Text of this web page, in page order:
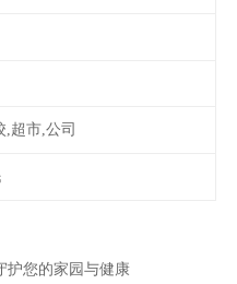
,超市,公司
护您的家园与健康